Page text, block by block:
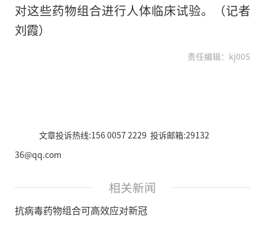
对这些药物组合进行人体临床试验。（记者
刘霞）
责任编辑：kj005
文章投诉热线:156 0057 2229 投诉邮箱:29132
36@qq.com
相关新闻
抗病毒药物组合可高效应对新冠